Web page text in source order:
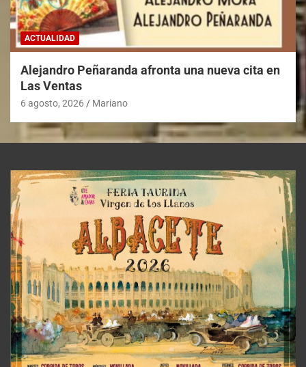
ACTUALIDAD
Alejandro Peñaranda afronta una nueva cita en
Las Ventas
6 agosto, 2026 Mariano